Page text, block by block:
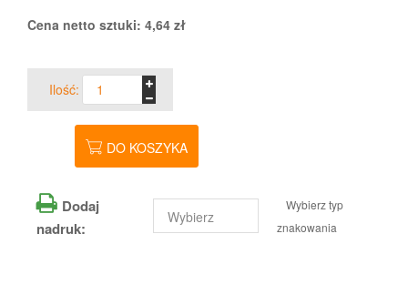
Cena netto sztuki: 4,64 zł
Ilość:
DO KOSZYKA
Dodaj
nadruk:
Wybierz typ
znakowania